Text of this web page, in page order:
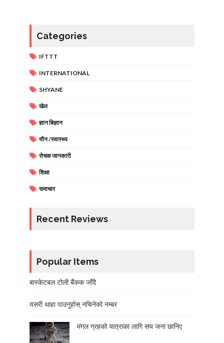
Categories
IFTTT
INTERNATIONAL
SHYANE
खेल
ज्ञान बिज्ञान
यौन /स्वास्थ्य
रोचक जानकारी
शिक्षा
समाचार
Recent Reviews
Popular Items
बास्केटबल टोली बैंकक जाँदै
यसरी थाहा पाउनुहोस् नचिनेको नम्बर
मंगल ग्रहको यात्राका लागि सय जना छानिए